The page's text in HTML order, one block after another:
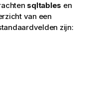
sqltables en
van een
zijn: